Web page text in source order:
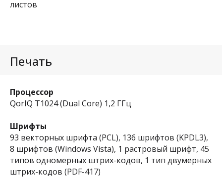
листов
Печать
Процессор
QorIQ T1024 (Dual Core) 1,2 ГГц
Шрифты
93 векторных шрифта (PCL), 136 шрифтов (KPDL3),
8 шрифтов (Windows Vista), 1 растровый шрифт, 45
типов одномерных штрих-кодов, 1 тип двумерных
штрих-кодов (PDF-417)